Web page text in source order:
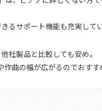
るサポート機能も充実してい
社製品と比較しても安め。
曲の幅が広がるのでおすす